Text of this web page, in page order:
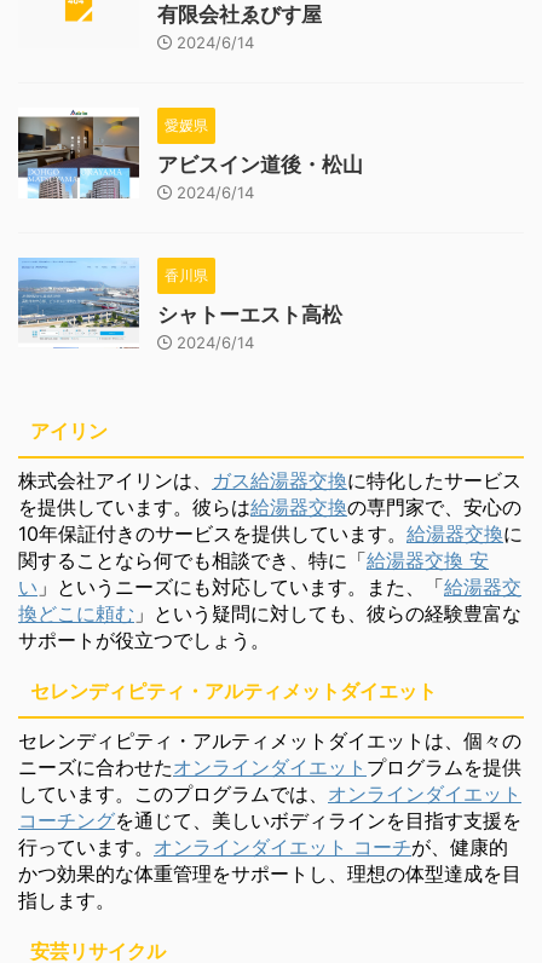
有限会社ゑびす屋
2024/6/14
愛媛県
アビスイン道後・松山
2024/6/14
香川県
シャトーエスト高松
2024/6/14
アイリン
株式会社アイリンは、 ガス給湯器交換に特化したサービス
を提供しています。彼らは給湯器交換の専門家で、安心の
10年保証付きのサービスを提供しています。 給湯器交換に
関することなら何でも相談でき、特に「給湯器交換 安
い 」というニーズにも対応しています。また、「給湯器交
換どこに頼む 」という疑問に対しても、彼らの経験豊富な
サポートが役立つでしょう。
セレンディピティ・アルティメットダイエット
セレンディピティ・アルティメットダイエットは、個々の
ニーズに合わせたオンラインダイエット プログラムを提供
しています。このプログラムでは、 オンラインダイエット
コーチングを通じて、美しいボディラインを目指す支援を
行っています。 オンラインダイエット コーチが、健康的
かつ効果的な体重管理をサポートし、理想の体型達成を目
指します。
安芸リサイクル